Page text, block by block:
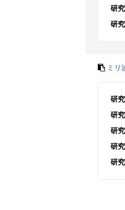
研
研
ミリ
研
研
研
研
研